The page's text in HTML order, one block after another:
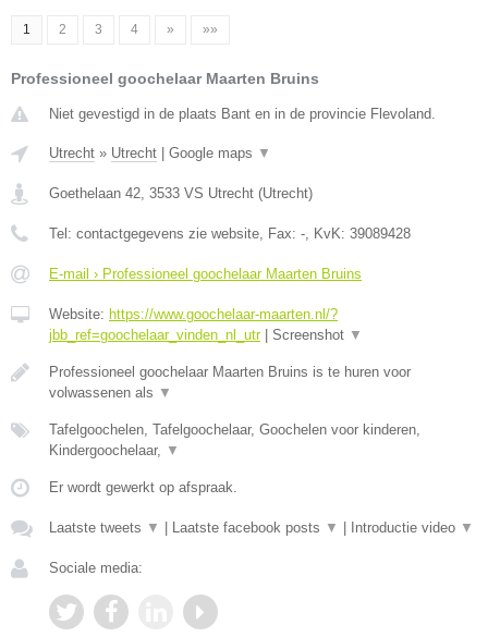
1 2 3 4 » »»
Professioneel goochelaar Maarten Bruins
Niet gevestigd in de plaats Bant en in de provincie Flevoland.
Utrecht » Utrecht Google maps ▼
Goethelaan 42, 3533 VS Utrecht (Utrecht)
Tel: contactgegevens zie website, Fax: -, KvK: 39089428
E-mail › Professioneel goochelaar Maarten Bruins
Website: https://www.goochelaar-maarten.nl/?
jbb_ref=goochelaar_vinden_nl_utr| Screenshot ▼
Professioneel goochelaar Maarten Bruins is te huren voor
volwassenen als ▼
Tafelgoochelen, Tafelgoochelaar, Goochelen voor kinderen,
Kindergoochelaar, ▼
Er wordt gewerkt op afspraak.
Laatste tweets ▼ Laatste facebook posts ▼ Introductie video ▼
Sociale media: